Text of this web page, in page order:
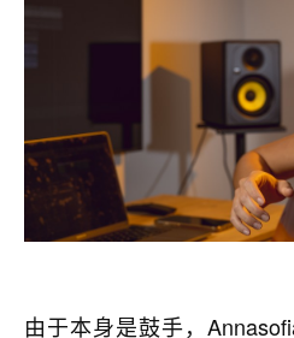
由于本身是鼓手，